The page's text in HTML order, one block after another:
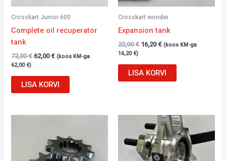
Crosskart Junior 600
Complete oil recuperator
tank
72,00€ 62,00€ (koos KM-ga
62,00 €)
LISA KORVI
Crosskart wonder
Expansion tank
22,00€ 16,20€ (koos KM-ga
16,20 €)
LISA KORVI